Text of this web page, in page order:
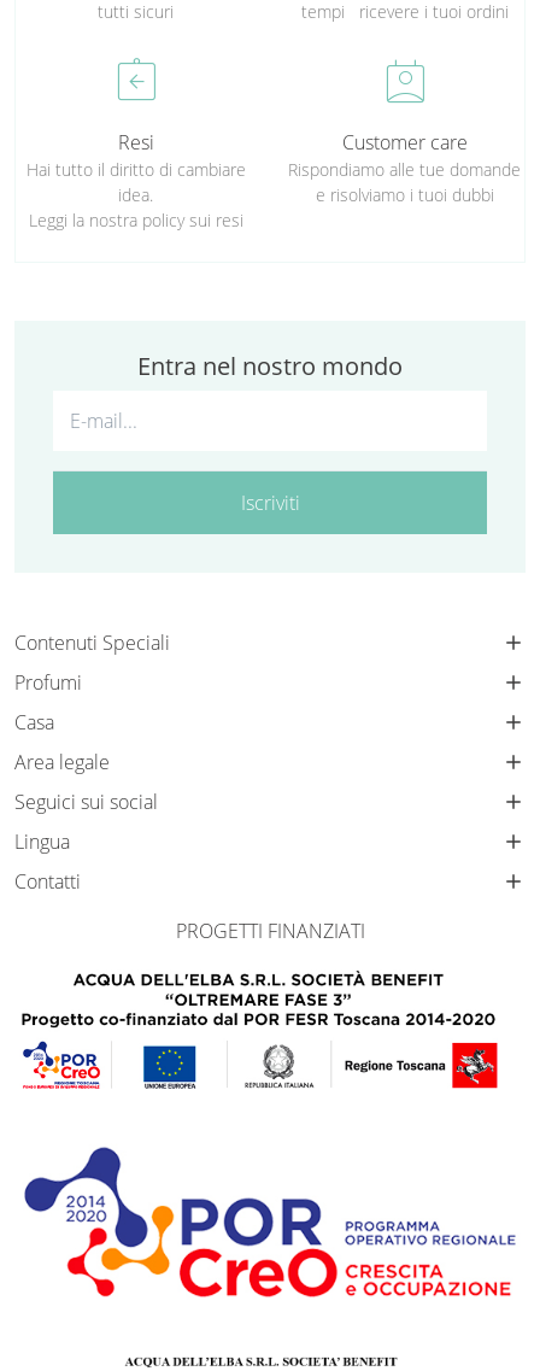
tutti sicuri
tempi ricevere i tuoi ordini
assignment_return
Resi
Hai tutto il diritto di cambiare
idea.
Leggi la nostra policy sui resi
perm_contact_calendar
Customer care
Rispondiamo alle tue domande
e risolviamo i tuoi dubbi
Entra nel nostro mondo
Iscriviti
Contenuti Speciali
Profumi
Casa
Area legale
Seguici sui social
Lingua
Contatti
PROGETTI FINANZIATI